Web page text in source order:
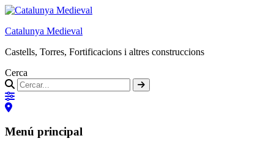
Catalunya Medieval
Castells, Torres, Fortificacions i altres construccions
Cerca
Menú principal